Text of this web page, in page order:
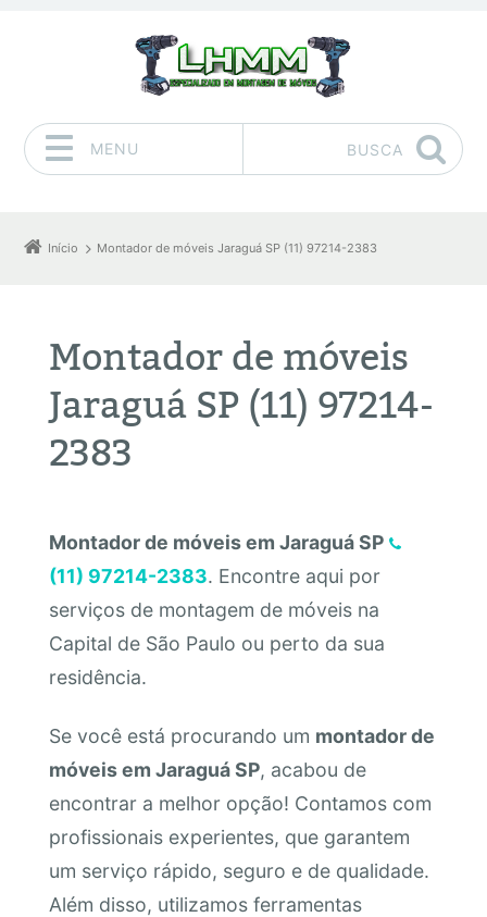
MENU BUSCA
Início Montador de móveis Jaraguá SP (11) 97214-2383
Montador de móveis
Jaraguá SP (11) 97214-
2383
Montador de móveis em Jaraguá SP
(11) 97214-2383. Encontre aqui por
serviços de montagem de móveis na
Capital de São Paulo ou perto da sua
residência.
Se você está procurando um montador de
móveis em Jaraguá SP, acabou de
encontrar a melhor opção! Contamos com
profissionais experientes, que garantem
um serviço rápido, seguro e de qualidade.
Além disso, utilizamos ferramentas